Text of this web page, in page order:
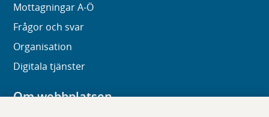
Mottagningar A-Ö
Frågor och svar
Organisation
Digitala tjänster
Om webbplatsen